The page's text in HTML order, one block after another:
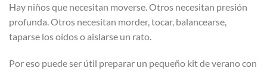
Hay niños que necesitan moverse. Otros necesitan presión
profunda. Otros necesitan morder, tocar, balancearse,
taparse los oídos o aislarse un rato.
Por eso puede ser útil preparar un pequeño kit de verano con